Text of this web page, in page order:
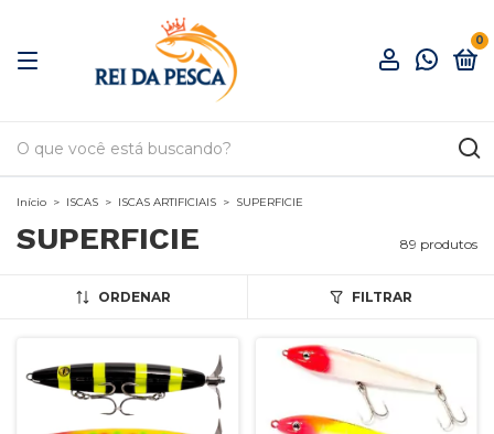
0
Início > ISCAS > ISCAS ARTIFICIAIS > SUPERFICIE
SUPERFICIE 89 produtos
ORDENAR FILTRAR